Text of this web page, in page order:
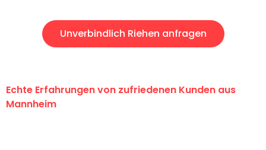
Unverbindlich Riehen anfragen
Echte Erfahrungen von zufriedenen Kunden aus
Mannheim